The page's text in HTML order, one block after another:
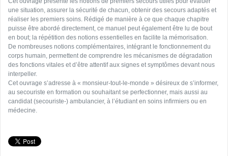
une situation, assurer la sécurité de chacun, obtenir des secours adaptés et
réaliser les premiers soins. Rédigé de manière à ce que chaque chapitre
puisse être abordé directement, ce manuel peut également être lu de bout
en bout; la répétition des notions essentielles en facilite la mémorisation.
De nombreuses notions complémentaires, intégrant le fonctionnement du
corps humain, permettent de comprendre les mécanismes de dégradation
des fonctions vitales et d’être attentif aux signes et symptômes devant nous
interpeller.
Cet ouvrage s’adresse à « monsieur-tout-le-monde » désireux de s’informer,
au secouriste en formation ou souhaitant se perfectionner, mais aussi au
candidat (secouriste-) ambulancier, à l’étudiant en soins infirmiers ou en
médecine.